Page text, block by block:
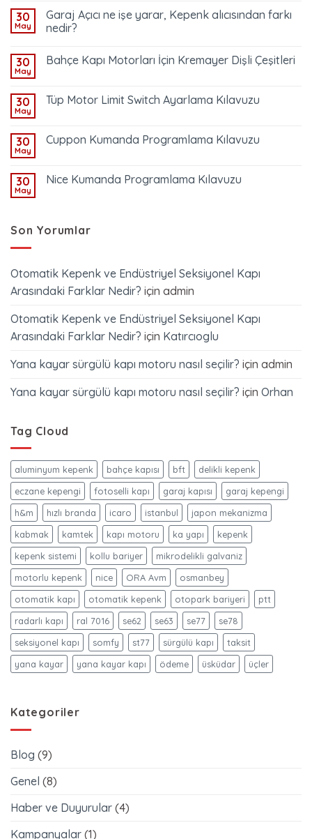
30
May
Garaj Açıcı ne işe yarar, Kepenk alıcısından farkı
nedir?
30
May
Bahçe Kapı Motorları İçin Kremayer Dişli Çeşitleri
30
May
Tüp Motor Limit Switch Ayarlama Kılavuzu
30
May
Cuppon Kumanda Programlama Kılavuzu
30
May
Nice Kumanda Programlama Kılavuzu
Son Yorumlar
Otomatik Kepenk ve Endüstriyel Seksiyonel Kapı
Arasındaki Farklar Nedir? için admin
Otomatik Kepenk ve Endüstriyel Seksiyonel Kapı
Arasındaki Farklar Nedir? için Katırcıoglu
Yana kayar sürgülü kapı motoru nasıl seçilir? için admin
Yana kayar sürgülü kapı motoru nasıl seçilir? için Orhan
Tag Cloud
aluminyum kepenk bahçe kapısı bft
delikli kepenk
eczane kepengi
fotoselli kapı garaj kapısı
garaj kepengi
h&m
hızlı branda icaro istanbul
japon mekanizma
kabmak
kamtek kapı motoru ka yapı
kepenk
kepenk sistemi
kollu bariyer
mikrodelikli galvaniz
motorlu kepenk
nice ORA Avm
osmanbey
otomatik kapı
otomatik kepenk otopark bariyeri
ptt
radarlı kapı
ral 7016 se62 se63 se77
se78
seksiyonel kapı
somfy st77 sürgülü kapı
taksit
yana kayar
yana kayar kapı ödeme üsküdar üçler
Kategoriler
Blog (9)
Genel (8)
Haber ve Duyurular (4)
Kampanyalar (1)